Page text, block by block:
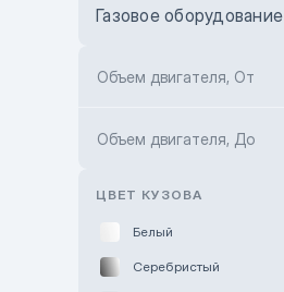
Toyota Kokshetau
Hyundai ShymCity
Газовое оборудование
Объем двигателя, От
Объем двигателя, До
ЦВЕТ КУЗОВА
Белый
Серебристый